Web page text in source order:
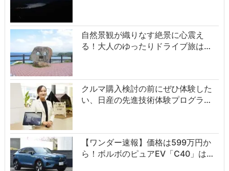
自然景観が織りなす絶景に心震え
る！大人のゆったりドライブ旅は…
クルマ購入検討の前にぜひ体験した
い、日産の先進技術体験プログラ…
【ワンダー速報】価格は599万円か
ら！ボルボのピュアEV「C40」は…